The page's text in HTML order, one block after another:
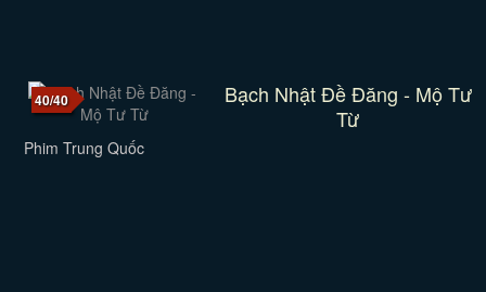
40/40
Bạch Nhật Đề Đăng - Mộ Tư
Từ
Phim Trung Quốc